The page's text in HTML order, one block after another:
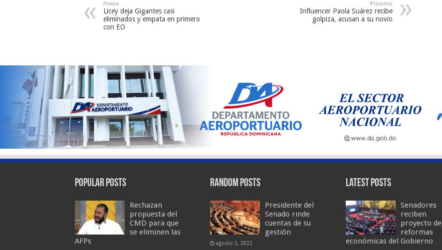
Previo
Licey deja Gigantes casi
eliminados y empata en primero
con EO
Próximo
Influencer Paola Suárez recibe
golpiza, acusan a su novio
Popular Posts
Rechazan
propuesta del
CMD para que
se eliminen las
AFPs
Random Posts
Presidente del
Senado rinde
cuentas de su
gestión
agosto 5, 2022
Latest Posts
Senadores
reciben
proyecto de
reformas
económicas del Gobierno